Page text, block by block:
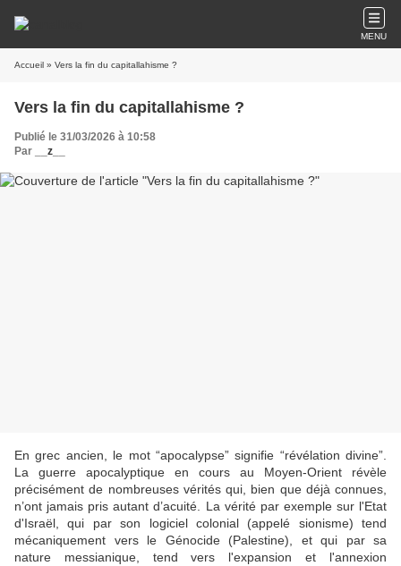
MENU
Accueil » Vers la fin du capitallahisme ?
Vers la fin du capitallahisme ?
Publié le 31/03/2026 à 10:58
Par
__z__
En grec ancien, le mot “apocalypse” signifie “révélation divine”.
La guerre apocalyptique en cours au Moyen-Orient révèle
précisément de nombreuses vérités qui, bien que déjà connues,
n’ont jamais pris autant d’acuité. La vérité par exemple sur l'Etat
d'Israël, qui par son logiciel colonial (appelé sionisme) tend
mécaniquement vers le Génocide (Palestine), et qui par sa
nature messianique, tend vers l'expansion et l'annexion